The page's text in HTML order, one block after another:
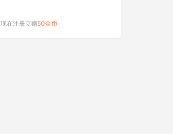
现在注册立赠50金币